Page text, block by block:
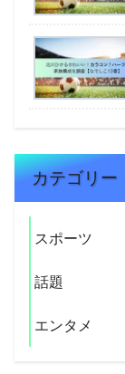
カテゴリー
スポーツ
話題
エンタメ